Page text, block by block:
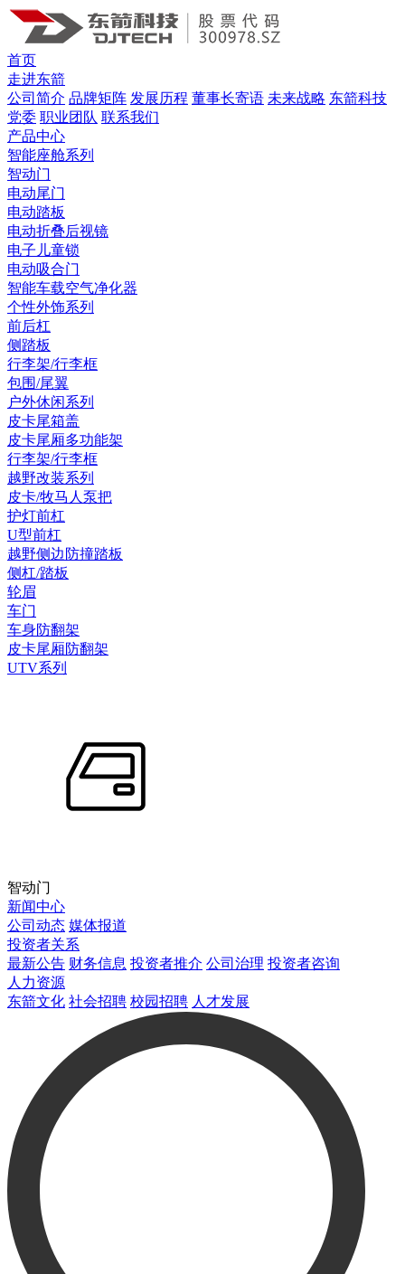
首页
走进东箭
公司简介 品牌矩阵 发展历程 董事长寄语 未来战略 东箭科技
党委 职业团队 联系我们
产品中心
智能座舱系列
智动门
电动尾门
电动踏板
电动折叠后视镜
电子儿童锁
电动吸合门
智能车载空气净化器
个性外饰系列
前后杠
侧踏板
行李架/行李框
包围/尾翼
户外休闲系列
皮卡尾箱盖
皮卡尾厢多功能架
行李架/行李框
越野改装系列
皮卡/牧马人泵把
护灯前杠
U型前杠
越野侧边防撞踏板
侧杠/踏板
轮眉
车门
车身防翻架
皮卡尾厢防翻架
UTV系列
智动门
新闻中心
公司动态 媒体报道
投资者关系
最新公告 财务信息 投资者推介 公司治理 投资者咨询
人力资源
东箭文化 社会招聘 校园招聘 人才发展